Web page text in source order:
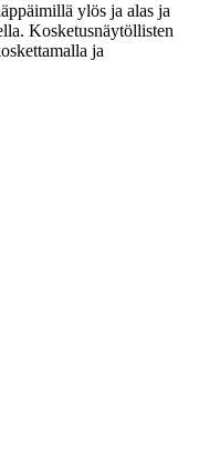
ylös ja alas ja
Kosketusnäytöllisten
ja